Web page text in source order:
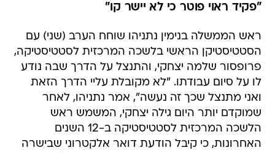
"פקיד ראוי פוטר כי לא יישר קו"
ראש הממשלה בנימין נתניהו שוחח הערב (שני) עם
הסטטיסטיקן הראשי בלשכה המרכזית לסטטיסטיקה,
פרופסור שלמה יצחקי, והתנצל על הדרך שבה נודע
לו על סיום עבודתו. "לא מקובלת עליי הדרך הזאת
ואני מתנצל שכך זה נעשה", אמר נתניהו, לאחר
שמוקדם יותר היום גילה יצחקי, המשמש ראש
הלשכה המרכזית לסטטיסטיקה ב-12 השנים
האחרונות, כי קיבל הודעת דואר אלקטרוני שבישרה